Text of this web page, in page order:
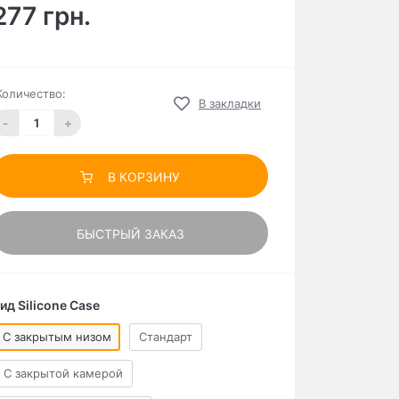
грн.
- +
В закладки
В КОРЗИНУ
БЫСТРЫЙ ЗАКАЗ
Silicone Case
C закрытым низом Стандарт
С закрытой камерой